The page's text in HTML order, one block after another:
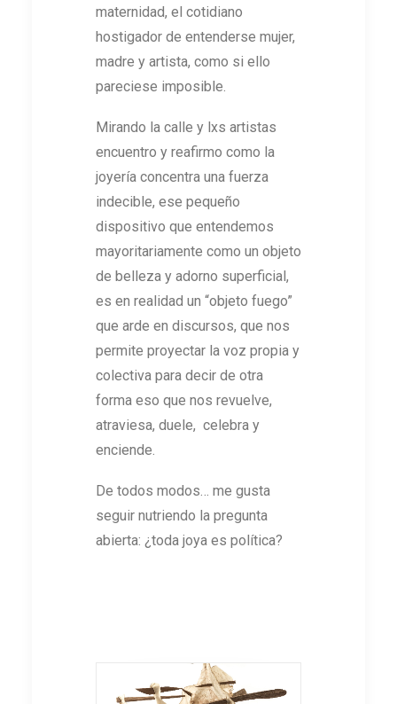
maternidad, el cotidiano
hostigador de entenderse mujer,
madre y artista, como si ello
pareciese imposible.
Mirando la calle y lxs artistas
encuentro y reafirmo como la
joyería concentra una fuerza
indecible, ese pequeño
dispositivo que entendemos
mayoritariamente como un objeto
de belleza y adorno superficial,
es en realidad un “objeto fuego”
que arde en discursos, que nos
permite proyectar la voz propia y
colectiva para decir de otra
forma eso que nos revuelve,
atraviesa, duele, celebra y
enciende.
De todos modos… me gusta
seguir nutriendo la pregunta
abierta: ¿toda joya es política?